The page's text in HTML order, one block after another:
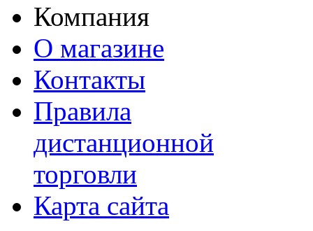
Компания
О магазине
Контакты
Правила
дистанционной
торговли
Карта сайта